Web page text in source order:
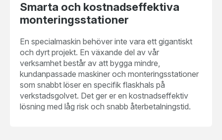
Smarta och kostnadseffektiva
monteringsstationer
En specialmaskin behöver inte vara ett gigantiskt
och dyrt projekt. En växande del av vår
verksamhet består av att bygga mindre,
kundanpassade maskiner och monteringsstationer
som snabbt löser en specifik flaskhals på
verkstadsgolvet. Det ger er en kostnadseffektiv
lösning med låg risk och snabb återbetalningstid.